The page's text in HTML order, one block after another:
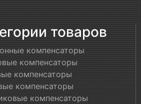
товаров
компенсаторы
компенсаторы
компенсаторы
компенсаторы
компенсаторы